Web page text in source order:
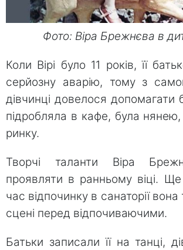
Фото: Віра Брежнєва в
Коли Вірі було 11 років, її
серйозну аварію, тому з
дівчинці довелося допомагати
підробляла в кафе, була
ринку.
Творчі таланти Віра
проявляти в ранньому віці.
час відпочинку в санаторії
сцені перед відпочиваючими.
Батьки записали її на танці,